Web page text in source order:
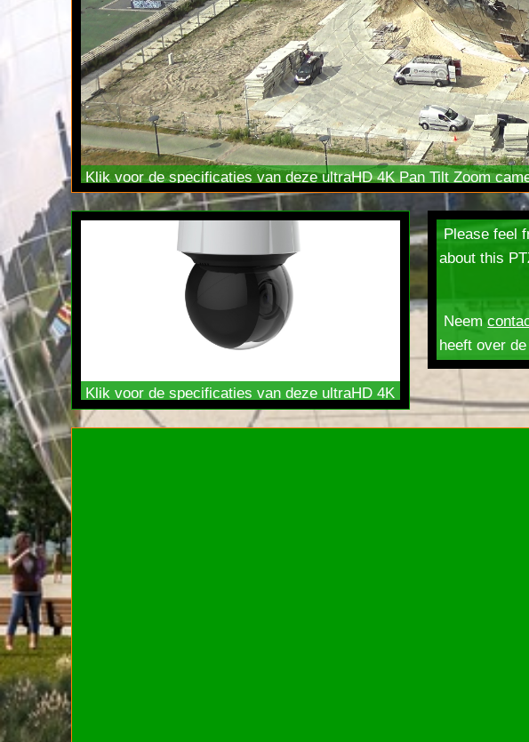
Klik voor de specificaties van deze ultraHD 4KPan Tilt Zoom
Klik voor de specificaties van deze ultraHD 4K
Pan Tilt Zoom
camera bij de Boijmans van
Please feel
about this
Neem
heeft over